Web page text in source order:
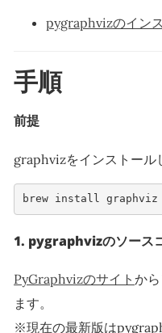
pygraphvizのイン
手順
前提
graphvizをインストール
brew install
1. pygraphvizのソース
PyGraphvizのサイト か
ます。
※現在の最新版は